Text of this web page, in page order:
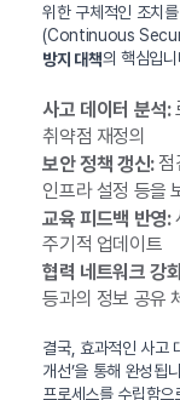
위한 구체적인 조치
(Continuous
방지 대책의 핵심입니
사고 데이터 분석:
취약점 재정의
보안 정책 갱신:점
인프라 설정 등을
교육 피드백 반영:
주기적 업데이트
협력 네트워크 강
등과의 정보 공유
결국, 효과적인 사고
개선’을 통해 완성됩
프로세스를 수립함